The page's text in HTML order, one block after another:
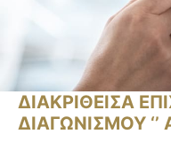
ΔΙΑΚΡΙΘΕΙΣΑ
ΔΙΑΓΩΝΙΣΜΟΥ ‘’